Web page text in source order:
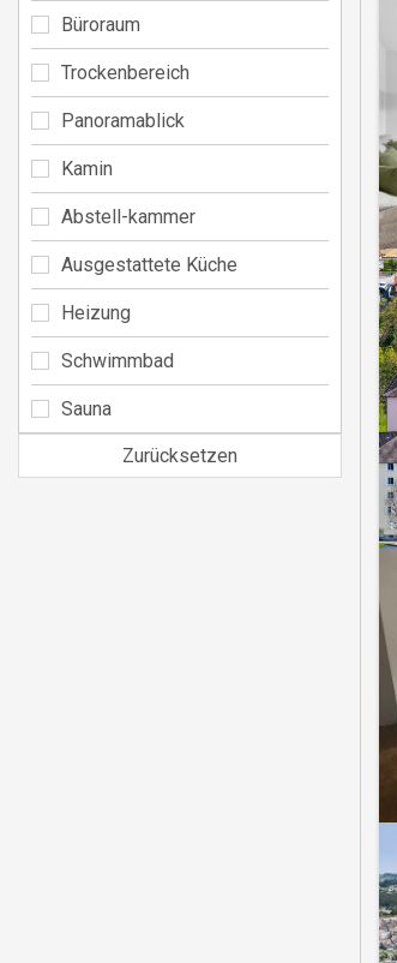
Büroraum
Trockenbereich
Panoramablick
Kamin
Abstell-kammer
Ausgestattete Küche
Heizung
Schwimmbad
Sauna
Zurücksetzen